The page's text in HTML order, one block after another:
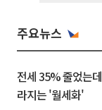
주요뉴스
전세 35% 줄었는
라지는 '월세화'